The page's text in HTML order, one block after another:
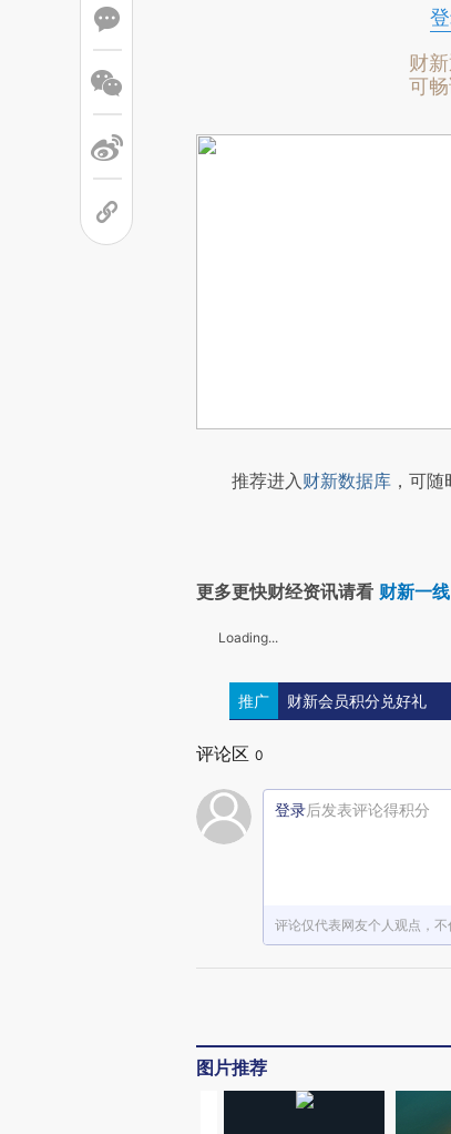
财
可
推荐进入财新数据库 ，可
更多更快财经资讯请看 财新一线
Loading...
推广 财新会员积分兑好礼
评论区 0
登录后发表评论得积分
评论仅代表网友个人观点，
图片推荐